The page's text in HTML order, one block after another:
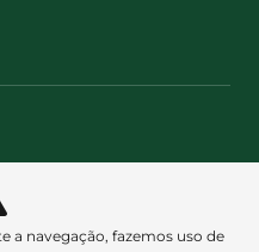
a navegação, fazemos uso de